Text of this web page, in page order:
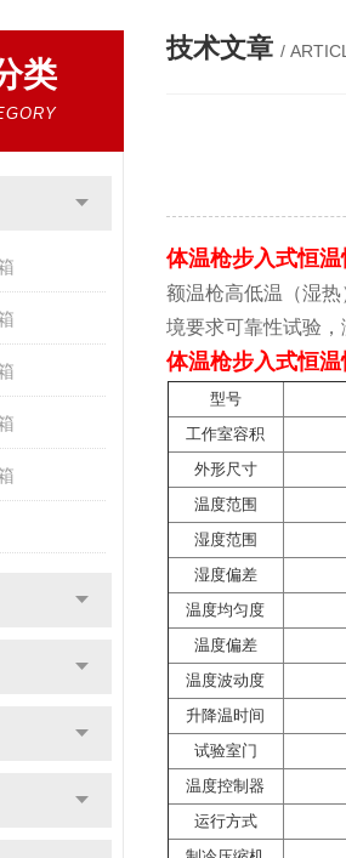
选试验箱 IPX9K淋雨箱 温湿度检定箱
验箱
自动化产线高低温试验箱
PCT高压加速老化试验机
绝缘裂化.特性评价系统
类
技术文章 /
体温枪步入式恒
额温枪高低温（湿
境要求可靠性试验，
体温枪步入式恒
型号
工作室容积
外形尺寸
温度范围
湿度范围
湿度偏差
温度均匀度
温度偏差
温度波动度
升降温时间
试验室门
温度控制器
运行方式